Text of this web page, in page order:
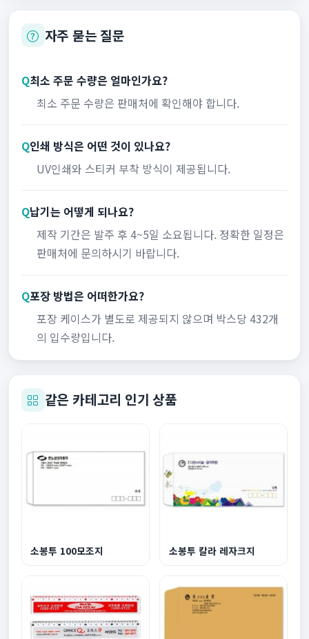
자주 묻는 질문
Q최소 주문 수량은 얼마인가요?
최소 주문 수량은 판매처에 확인해야 합니다.
Q인쇄 방식은 어떤 것이 있나요?
UV인쇄와 스티커 부착 방식이 제공됩니다.
Q납기는 어떻게 되나요?
제작 기간은 발주 후 4~5일 소요됩니다. 정확한 일정은
판매처에 문의하시기 바랍니다.
Q포장 방법은 어떠한가요?
포장 케이스가 별도로 제공되지 않으며 박스당 432개
의 입수량입니다.
같은 카테고리 인기 상품
소봉투 100모조지 소봉투 칼라 레자크지